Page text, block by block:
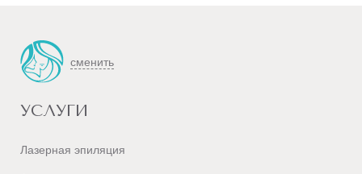
сменить
УСЛУГИ
Лазерная эпиляция